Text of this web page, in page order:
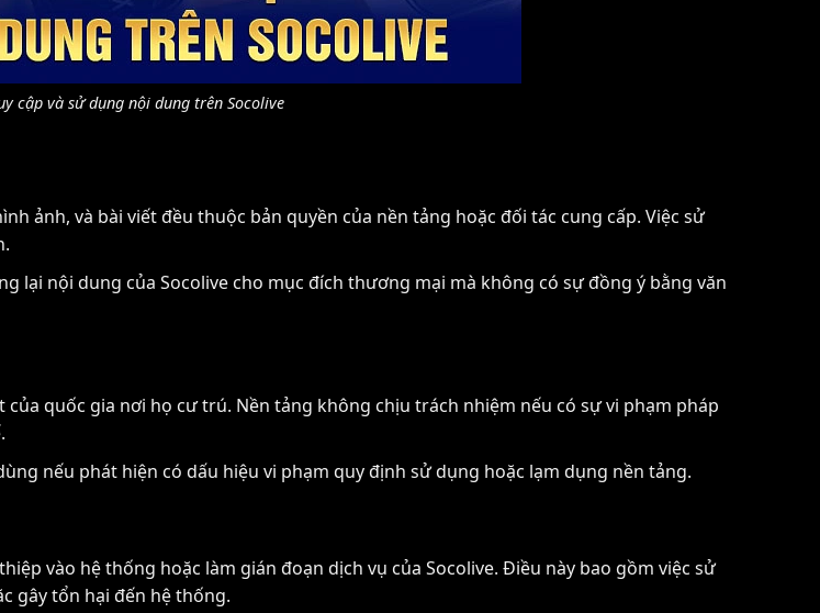
cập và sử dụng nội dung trên Socolive
ảnh, và bài viết đều thuộc bản quyền của nền tảng hoặc đối tác cung cấp. Việc sử
lại nội dung của Socolive cho mục đích thương mại mà không có sự đồng ý bằng văn
quốc gia nơi họ cư trú. Nền tảng không chịu trách nhiệm nếu có sự vi phạm pháp
nếu phát hiện có dấu hiệu vi phạm quy định sử dụng hoặc lạm dụng nền tảng.
vào hệ thống hoặc làm gián đoạn dịch vụ của Socolive. Điều này bao gồm việc sử
gây tổn hại đến hệ thống.